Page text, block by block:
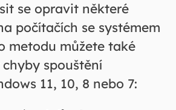
se opravit některé
počítačích se systémem
metodu můžete také
spouštění
11, 10, 8 nebo 7: